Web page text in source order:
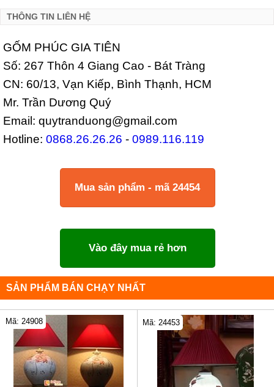
THÔNG TIN LIÊN HỆ
GỐM PHÚC GIA TIÊN
Số: 267 Thôn 4 Giang Cao - Bát Tràng
CN: 60/13, Vạn Kiếp, Bình Thạnh, HCM
Mr. Trần Dương Quý
Email: quytranduong@gmail.com
Hotline: 0868.26.26.26 - 0989.116.119
Mua sản phẩm - mã 24454
Vào đây mua rẻ hơn
SẢN PHẨM BÁN CHẠY NHẤT
Mã: 24908 Mã: 24453